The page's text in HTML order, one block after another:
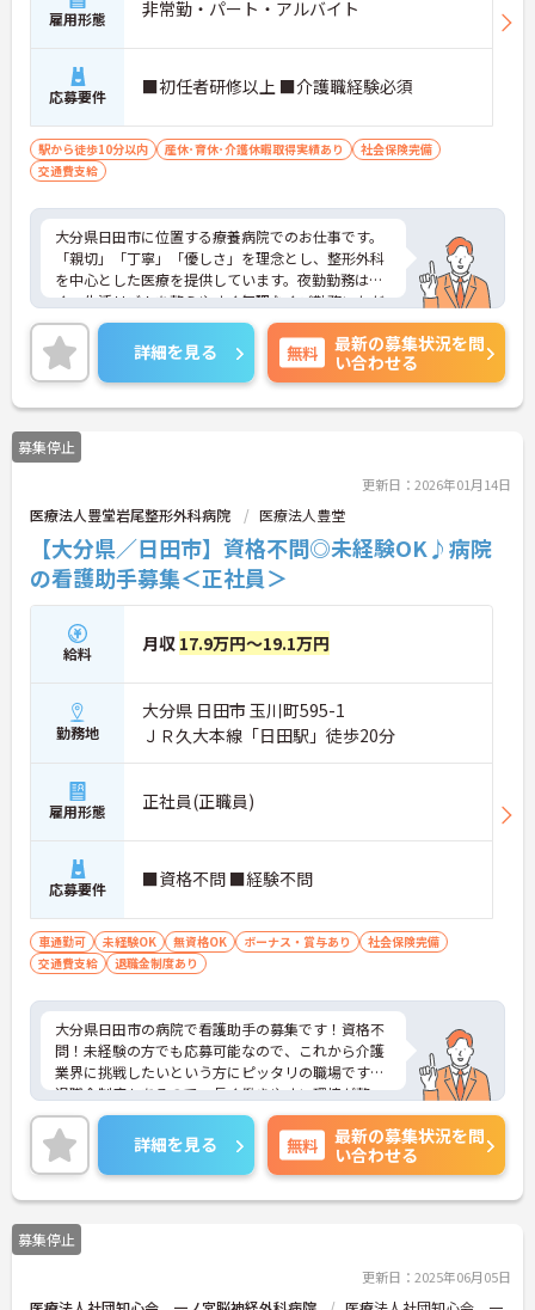
雇用形態 非常勤・パート・アルバイト
応募要件 ■初任者研修以上 ■介護職経験必須
駅から徒歩10分以内 産休･育休･介護休暇取得実績あり
社会保険完備
交通費支給
大分県日田市に位置する療養病院でのお仕事です。
「親切」「丁寧」「優しさ」を理念とし、整形外科
を中心とした医療を提供しています。夜勤勤務はな
く、生活リズムを整えやすく無理なくご勤務いただ
けます♪最寄り駅より徒歩圏内で通勤の負担も少な
めです。ご興味のある方には、面接対策ポイントな
ど、さらに詳細をお話しいたしますのでお気軽にご
相談ください！
詳細を見る 無料
最新の募集状況を問
い合わせる
募集停止
更新日：2026年01月14日
医療法人豊堂岩尾整形外科病院 医療法人豊堂
【大分県／日田市】資格不問◎未経験OK♪病院
の看護助手募集＜正社員＞
給料 月収 17.9万円～19.1万円
勤務地
大分県 日田市 玉川町595-1
ＪＲ久大本線「日田駅」徒歩20分
雇用形態 正社員(正職員)
応募要件 ■資格不問 ■経験不問
車通勤可 未経験OK 無資格OK ボーナス・賞与あり
社会保険完備
交通費支給
退職金制度あり
大分県日田市の病院で看護助手の募集です！資格不
問！未経験の方でも応募可能なので、これから介護
業界に挑戦したいという方にピッタリの職場です♪
退職金制度もあるので、長く働きやすい環境が整っ
ています！ご興味のある方は、面接ポイントをお伝
えしますので、お気軽にご連絡ください。
詳細を見る 無料
最新の募集状況を問
い合わせる
募集停止
更新日：2025年06月05日